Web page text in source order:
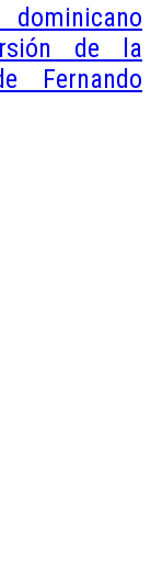
de la
Fernando